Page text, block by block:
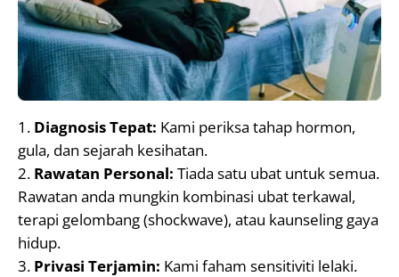
Diagnosis Tepat: Kami periksa tahap hormon,
gula, dan sejarah kesihatan.
Rawatan Personal: Tiada satu ubat untuk semua.
Rawatan anda mungkin kombinasi ubat terkawal,
terapi gelombang (shockwave), atau kaunseling gaya
hidup.
Privasi Terjamin: Kami faham sensitiviti lelaki.